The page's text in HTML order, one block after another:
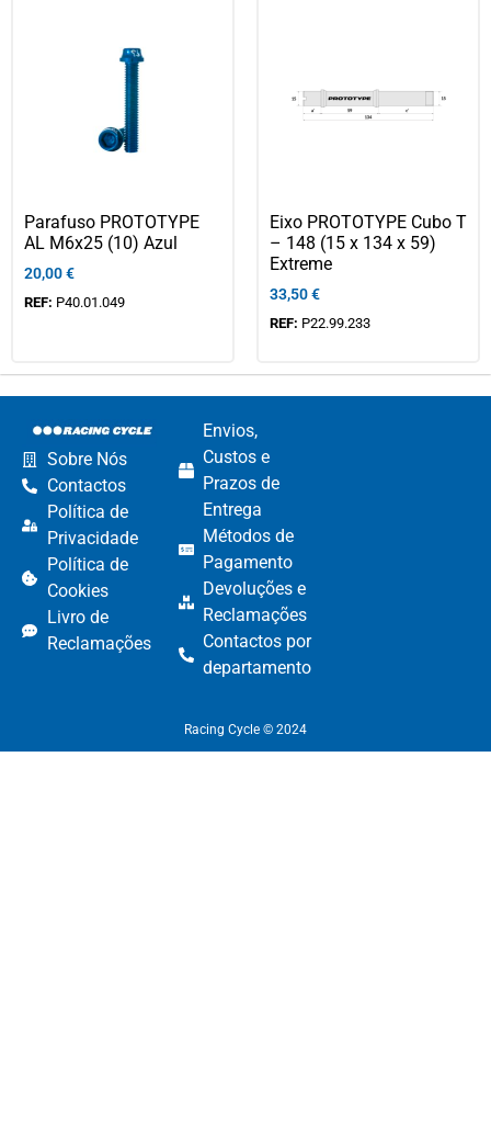
Parafuso PROTOTYPE
AL M6x25 (10) Azul
20,00€
REF: P40.01.049
Eixo PROTOTYPE Cubo T
– 148 (15 x 134 x 59)
Extreme
33,50€
REF: P22.99.233
Sobre Nós
Contactos
Política de
Privacidade
Política de
Cookies
Livro de
Reclamações
Envios,
Custos e
Prazos de
Entrega
Métodos de
Pagamento​
Devoluções e
Reclamações​
Contactos por
departamento​
Racing Cycle © 2024